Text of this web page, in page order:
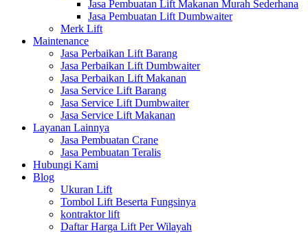
Jasa Pembuatan Lift Makanan Murah Sederhana
Jasa Pembuatan Lift Dumbwaiter
Merk Lift
Maintenance
Jasa Perbaikan Lift Barang
Jasa Perbaikan Lift Dumbwaiter
Jasa Perbaikan Lift Makanan
Jasa Service Lift Barang
Jasa Service Lift Dumbwaiter
Jasa Service Lift Makanan
Layanan Lainnya
Jasa Pembuatan Crane
Jasa Pembuatan Teralis
Hubungi Kami
Blog
Ukuran Lift
Tombol Lift Beserta Fungsinya
kontraktor lift
Daftar Harga Lift Per Wilayah